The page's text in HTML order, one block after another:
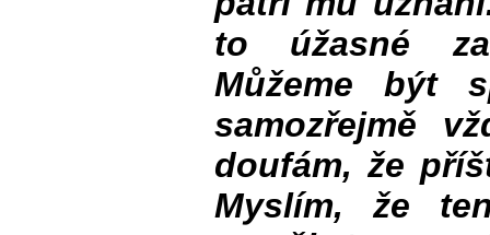
to úžasné
Můžeme být
samozřejmě
doufám, že
Myslím, že